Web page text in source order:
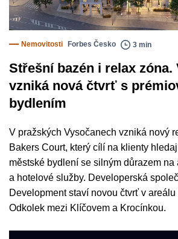
Nemovitosti Forbes Česko 3 min
Střešní bazén i relax zóna.
vzniká nová čtvrť s
bydlením
V pražských Vysočanech vzniká nový
Bakers Court, který cílí na klienty
městské bydlení se silným důrazem na
a hotelové služby. Developerská
Development staví novou čtvrť v
Odkolek mezi Klíčovem a Krocínkou.